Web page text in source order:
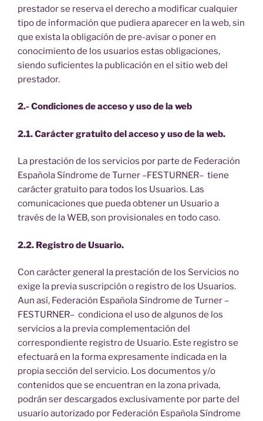
prestador se reserva el derecho a modificar cualquier
tipo de información que pudiera aparecer en la web, sin
que exista la obligación de pre-avisar o poner en
conocimiento de los usuarios estas obligaciones,
siendo suficientes la publicación en el sitio web del
prestador.
2.- Condiciones de acceso y uso de la web
2.1. Carácter gratuito del acceso y uso de la web.
La prestación de los servicios por parte de Federación
Española Síndrome de Turner –FESTURNER– tiene
carácter gratuito para todos los Usuarios. Las
comunicaciones que pueda obtener un Usuario a
través de la WEB, son provisionales en todo caso.
2.2. Registro de Usuario.
Con carácter general la prestación de los Servicios no
exige la previa suscripción o registro de los Usuarios.
Aun así, Federación Española Síndrome de Turner –
FESTURNER– condiciona el uso de algunos de los
servicios a la previa complementación del
correspondiente registro de Usuario. Este registro se
efectuará en la forma expresamente indicada en la
propia sección del servicio. Los documentos y/o
contenidos que se encuentran en la zona privada,
podrán ser descargados exclusivamente por parte del
usuario autorizado por Federación Española Síndrome